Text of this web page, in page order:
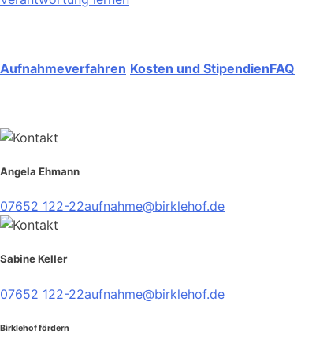
Aufnahmeverfahren Kosten und StipendienFAQ
Angela Ehmann
07652 122-22aufnahme@birklehof.de
Sabine Keller
07652 122-22aufnahme@birklehof.de
Birklehof fördern